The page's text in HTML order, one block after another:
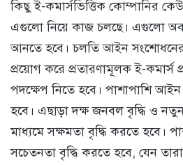
কিছু ই-কমার্সভিত্তিক কোম্পানির
এগুলো নিয়ে কাজ চলছে। এগুলো
আনতে হবে। চলতি আইন
প্রয়োগ করে প্রতারণামূলক ই-কমার্স
পদক্ষেপ নিতে হবে। পাশাপাশি আইন
হবে। এছাড়া দক্ষ জনবল বৃদ্ধি ও নতুন
মাধ্যমে সক্ষমতা বৃদ্ধি করতে হবে।
সচেতনতা বৃদ্ধি করতে হবে, যেন